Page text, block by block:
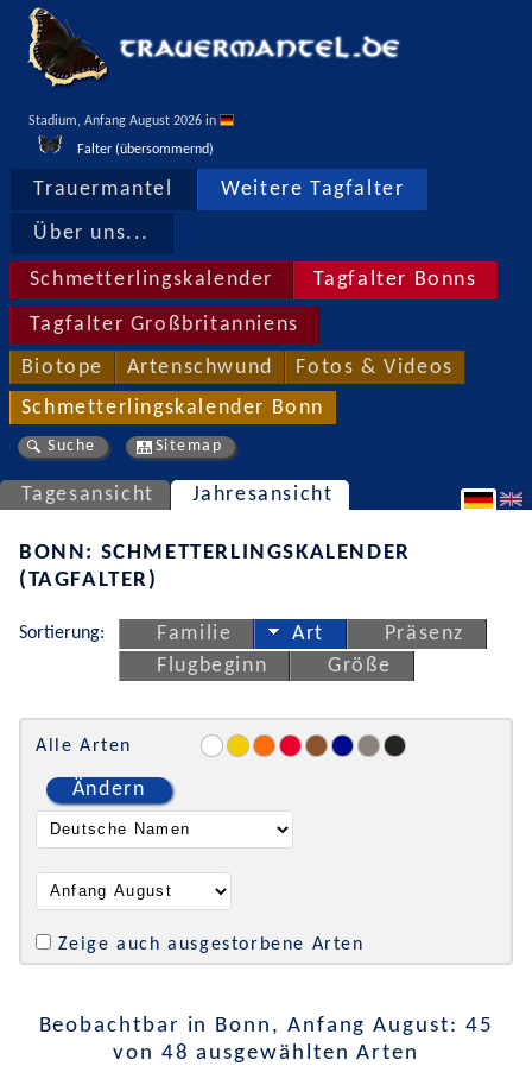
Stadium, Anfang August 2026 in
Falter (übersommernd)
Trauermantel Weitere Tagfalter
Über uns...
Schmetterlingskalender Tagfalter Bonns
Tagfalter Großbritanniens
Biotope Artenschwund Fotos & Videos
Schmetterlingskalender Bonn
Suche Sitemap
Tagesansicht Jahresansicht
BONN: SCHMETTERLINGSKALENDER
(TAGFALTER)
Sortierung: Familie Art
Präsenz
Flugbeginn
Größe
Alle Arten
Ändern
Zeige auch ausgestorbene Arten
Beobachtbar in Bonn, Anfang August: 45
von 48 ausgewählten Arten